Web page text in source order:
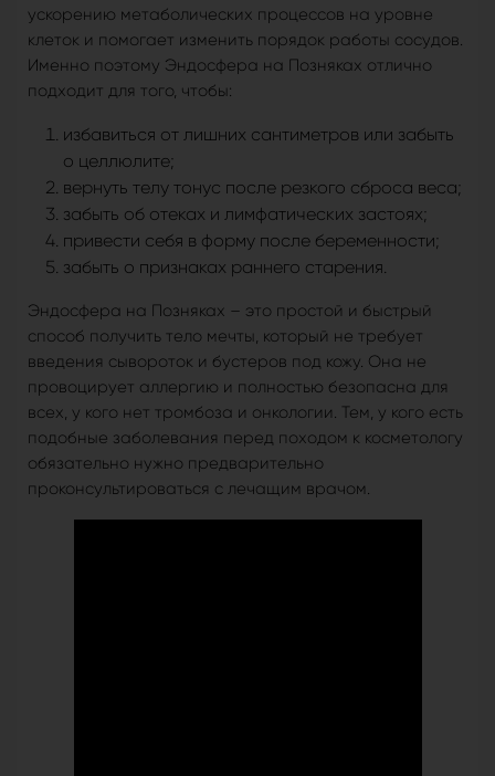
ускорению метаболических процессов на уровне
клеток и помогает изменить порядок работы сосудов.
Именно поэтому Эндосфера на Позняках отлично
подходит для того, чтобы:
избавиться от лишних сантиметров или забыть
о целлюлите;
вернуть телу тонус после резкого сброса веса;
забыть об отеках и лимфатических застоях;
привести себя в форму после беременности;
забыть о признаках раннего старения.
Эндосфера на Позняках – это простой и быстрый
способ получить тело мечты, который не требует
введения сывороток и бустеров под кожу. Она не
провоцирует аллергию и полностью безопасна для
всех, у кого нет тромбоза и онкологии. Тем, у кого есть
подобные заболевания перед походом к косметологу
обязательно нужно предварительно
проконсультироваться с лечащим врачом.